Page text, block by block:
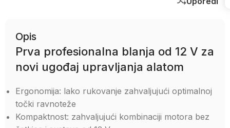
Opis
Prva profesionalna blanja od 12 V za
novi ugođaj upravljanja alatom
Ergonomija: lako rukovanje zahvaljujući optimalnoj
točki ravnoteže
Kompaktnost: zahvaljujući kombinaciji motora bez